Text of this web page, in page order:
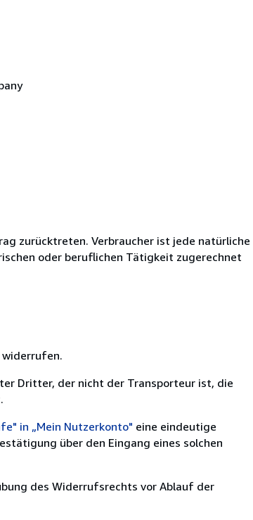
zurücktreten. Verbraucher ist jede natürliche
oder beruflichen Tätigkeit zugerechnet
widerrufen.
Dritter, der nicht der Transporteur ist, die
in „Mein Nutzerkonto" eine eindeutige
über den Eingang eines solchen
des Widerrufsrechts vor Ablauf der